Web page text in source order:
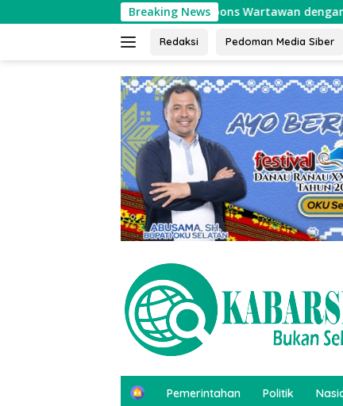
ke
Breaking News
Godang Muda Respons Wartawan dengan Ucapan
Redaksi Pedoman Media Siber
B
Pemerintahan Politik